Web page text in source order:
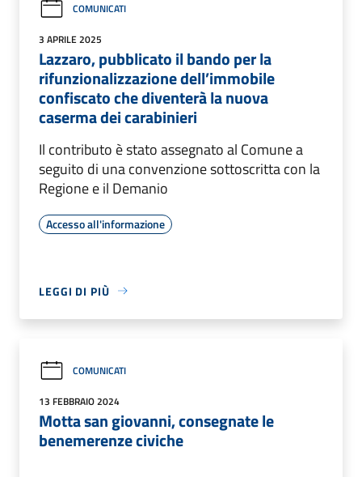
COMUNICATI
3 APRILE 2025
Lazzaro, pubblicato il bando per la
rifunzionalizzazione dell’immobile
confiscato che diventerà la nuova
caserma dei carabinieri
Il contributo è stato assegnato al Comune a
seguito di una convenzione sottoscritta con la
Regione e il Demanio
Accesso all'informazione
LEGGI DI PIÙ
COMUNICATI
13 FEBBRAIO 2024
Motta san giovanni, consegnate le
benemerenze civiche